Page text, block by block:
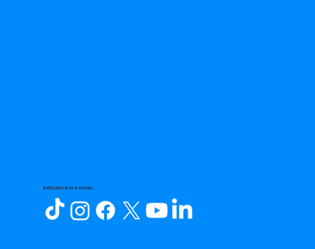
SEGUICI SUI SOCIAL